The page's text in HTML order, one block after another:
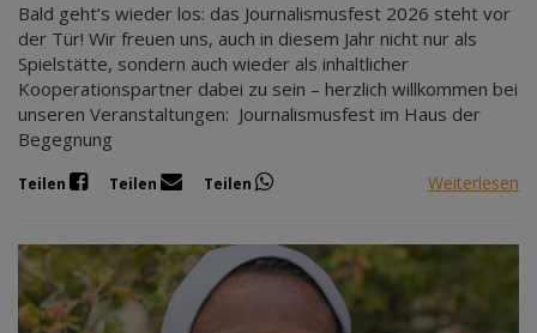
Bald geht’s wieder los: das Journalismusfest 2026 steht vor
der Tür! Wir freuen uns, auch in diesem Jahr nicht nur als
Spielstätte, sondern auch wieder als inhaltlicher
Kooperationspartner dabei zu sein – herzlich willkommen bei
unseren Veranstaltungen: Journalismusfest im Haus der
Begegnung
Teilen Teilen Teilen Weiterlesen